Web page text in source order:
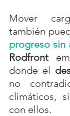
Mover
también
progreso sin
Rodfront
donde el
no
climáticos,
con ellos.